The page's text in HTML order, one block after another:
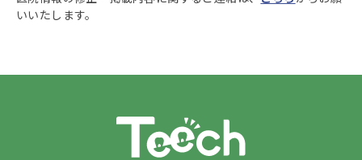
いいたします。